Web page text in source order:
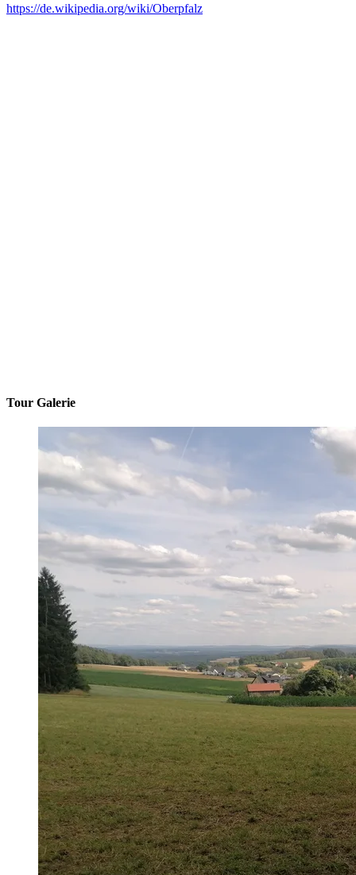
https://de.wikipedia.org/wiki/Oberpfalz
Tour Galerie